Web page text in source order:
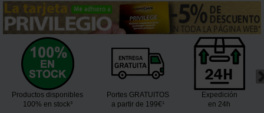
Productos disponibles
100% en stock³
Portes GRATUITOS
a partir de 199€¹
Expedición
en 24h